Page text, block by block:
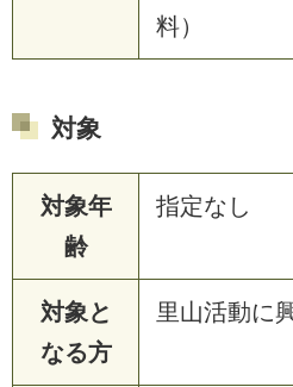
料）
対象
対象年
齢
指定なし
対象と
なる方
里山活動に